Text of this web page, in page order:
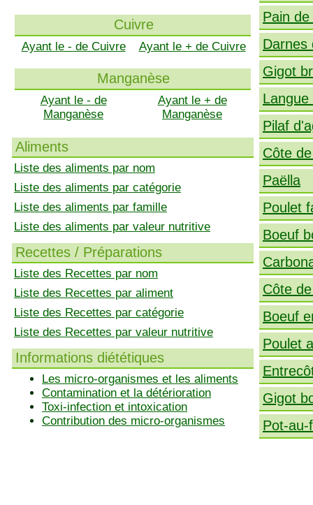
Cuivre
Ayant le - de Cuivre Ayant le + de Cuivre
Manganèse
Ayant le - de
Manganèse
Ayant le + de
Manganèse
Aliments
Liste des aliments par nom
Liste des aliments par catégorie
Liste des aliments par famille
Liste des aliments par valeur nutritive
Recettes / Préparations
Liste des Recettes par nom
Liste des Recettes par aliment
Liste des Recettes par catégorie
Liste des Recettes par valeur nutritive
Informations diététiques
Les micro-organismes et les aliments
Contamination et la détérioration
Toxi-infection et intoxication
Contribution des micro-organismes
Pain
Darnes
Gigot
Pilaf
Côte
Paëlla
Poulet
Boeuf
Côte
Boeuf
Poulet
Gigot
Pot-au-